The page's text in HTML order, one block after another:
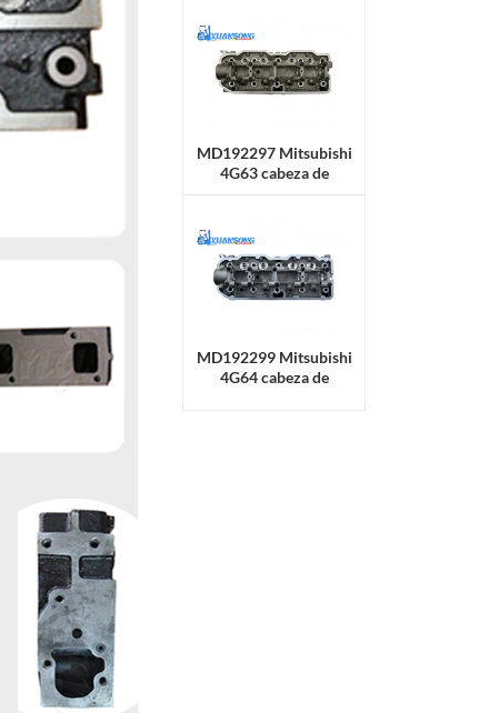
MD192297 Mitsubishi
4G63 cabeza de
cilindro
MD192299 Mitsubishi
4G64 cabeza de